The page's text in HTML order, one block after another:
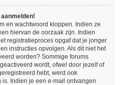
en wachtwoord kloppen. Indien ze
hiervan de oorzaak zijn. Indien
registratieproces opgaf dat je jonger
instructies opvolgen. Als dit niet het
worden? Sommige forums
wordt, ofwel door jezelf of
hebt, werd ook
Indien je een e-mail ontvangen